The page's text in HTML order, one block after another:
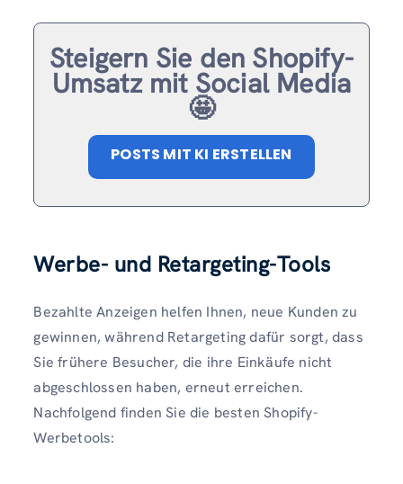
Steigern Sie den Shopify-
Umsatz mit Social Media
🤩
POSTS MIT KI ERSTELLEN
Werbe- und Retargeting-Tools
Bezahlte Anzeigen helfen Ihnen, neue Kunden zu
gewinnen, während Retargeting dafür sorgt, dass
Sie frühere Besucher, die ihre Einkäufe nicht
abgeschlossen haben, erneut erreichen.
Nachfolgend finden Sie die besten Shopify-
Werbetools: